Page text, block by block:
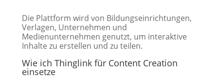
Die Plattform wird von Bildungseinrichtungen,
Verlagen, Unternehmen und
Medienunternehmen genutzt, um interaktive
Inhalte zu erstellen und zu teilen.
Wie ich Thinglink für Content Creation
einsetze